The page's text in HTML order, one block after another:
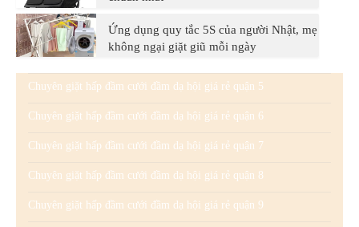
Ứng dụng quy tắc 5S của người Nhật, mẹ
không ngại giặt giũ mỗi ngày
Chuyên giặt hấp đầm cưới đầm dạ hội giá rẻ quận 5
Chuyên giặt hấp đầm cưới đầm dạ hội giá rẻ quận 6
Chuyên giặt hấp đầm cưới đầm dạ hội giá rẻ quận 7
Chuyên giặt hấp đầm cưới đầm dạ hội giá rẻ quận 8
Chuyên giặt hấp đầm cưới đầm dạ hội giá rẻ quận 9